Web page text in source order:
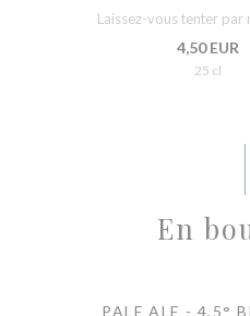
Laissez-vous tenter
4,50 EUR
25 cl
En
PALE ALE - 4,5°